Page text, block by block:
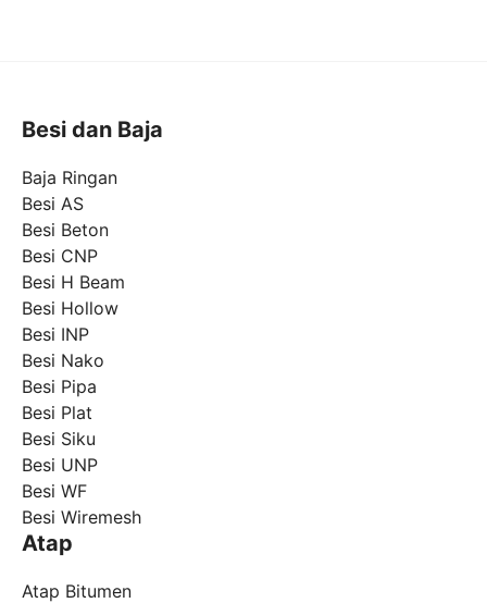
Besi dan Baja
Baja Ringan
Besi AS
Besi Beton
Besi CNP
Besi H Beam
Besi Hollow
Besi INP
Besi Nako
Besi Pipa
Besi Plat
Besi Siku
Besi UNP
Besi WF
Besi Wiremesh
Atap
Atap Bitumen